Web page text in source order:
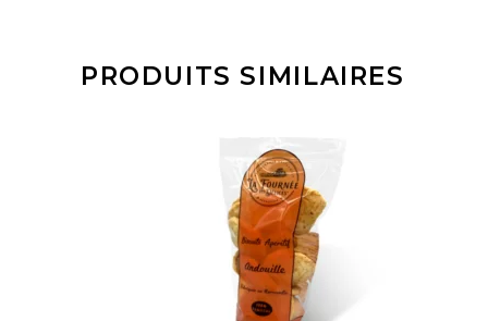
PRODUITS SIMILAIRES
AJOUTER AU PANIER